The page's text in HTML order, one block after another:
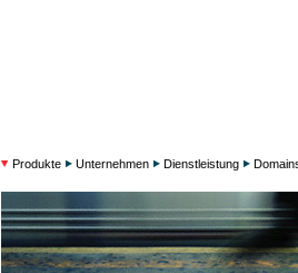
Produkte Unternehmen Dienstleistung